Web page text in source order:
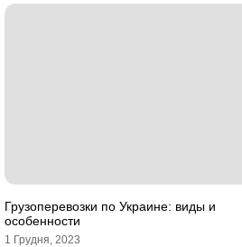
Грузоперевозки по Украине: виды и
особенности
1 Грудня, 2023